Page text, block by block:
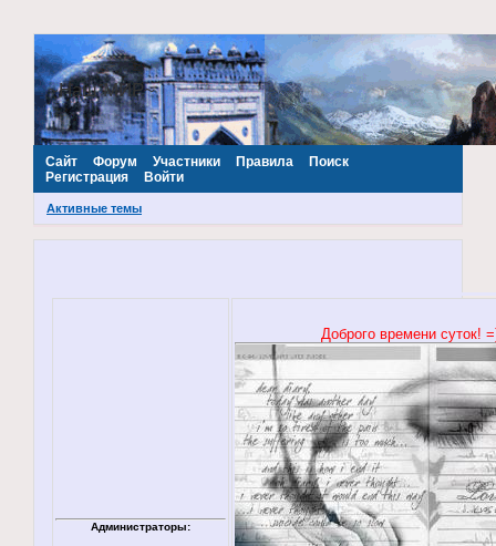
~Наш МИР~
Сайт Форум Участники Правила
Поиск
Регистрация
Войти
Активные темы
Администраторы:
Доброго времени суток!